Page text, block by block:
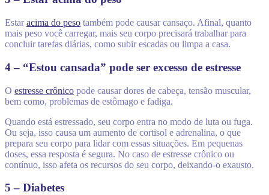
Estaracima do peso também pode causar cansaço. Afinal, quanto
mais peso você carregar, mais seu corpo precisará trabalhar para
concluir tarefas diárias, como subir escadas ou limpa a casa.
4 – “Estou cansada” pode ser excesso de estresse
O estresse crônico pode causar dores de cabeça, tensão muscular,
bem como, problemas de estômago e fadiga.
Quando está estressado, seu corpo entra no modo de luta ou fuga.
Ou seja, isso causa um aumento de cortisol e adrenalina, o que
prepara seu corpo para lidar com essas situações. Em pequenas
doses, essa resposta é segura. No caso de estresse crônico ou
contínuo, isso afeta os recursos do seu corpo, deixando-o exausto.
5 – Diabetes